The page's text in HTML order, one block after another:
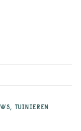
, TUINIEREN